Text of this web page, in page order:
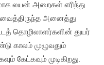
லயன் அறைகள் எரிந்து
வைத்திருந்த அனைத்து
தொழிலாளர்களின் துயர்
காலம் முழுவதும்
கேட்கவும் முடிகிறது.